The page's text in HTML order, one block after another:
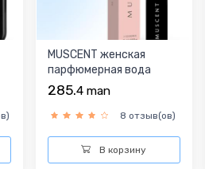
MUSCENT женская
парфюмерная вода
285.4 man
8 отзыв(ов)
В корзину